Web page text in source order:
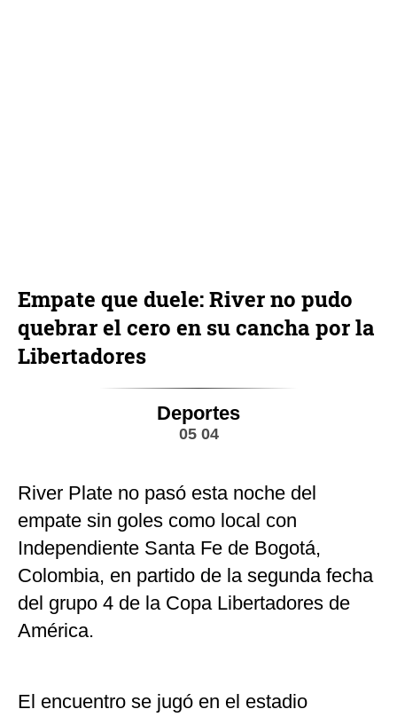
Empate que duele: River no pudo
quebrar el cero en su cancha por la
Libertadores
Deportes
05 04
River Plate no pasó esta noche del
empate sin goles como local con
Independiente Santa Fe de Bogotá,
Colombia, en partido de la segunda fecha
del grupo 4 de la Copa Libertadores de
América.
El encuentro se jugó en el estadio